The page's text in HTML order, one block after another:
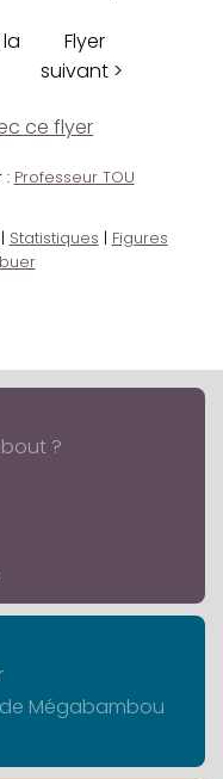
Flyer
suivant >
ce flyer
: Professeur TOU
| Statistiques | Figures
?
Mégabambou